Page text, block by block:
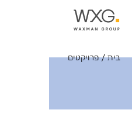
בית/פרויקטים